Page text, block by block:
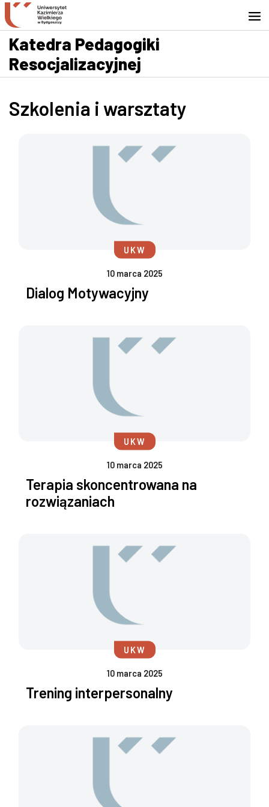
Przejdź do wyszukiwarki
Przejdź do treści
Przejdź do stopki - Kontakt
Katedra Pedagogiki
Resocjalizacyjnej
Szkolenia i warsztaty
UKW
10 marca 2025
Dialog Motywacyjny
UKW
10 marca 2025
Terapia skoncentrowana na
rozwiązaniach
UKW
10 marca 2025
Trening interpersonalny